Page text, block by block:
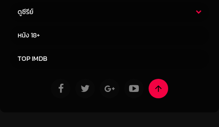
ดูซีรีย์
หนัง 18+
TOP IMDB